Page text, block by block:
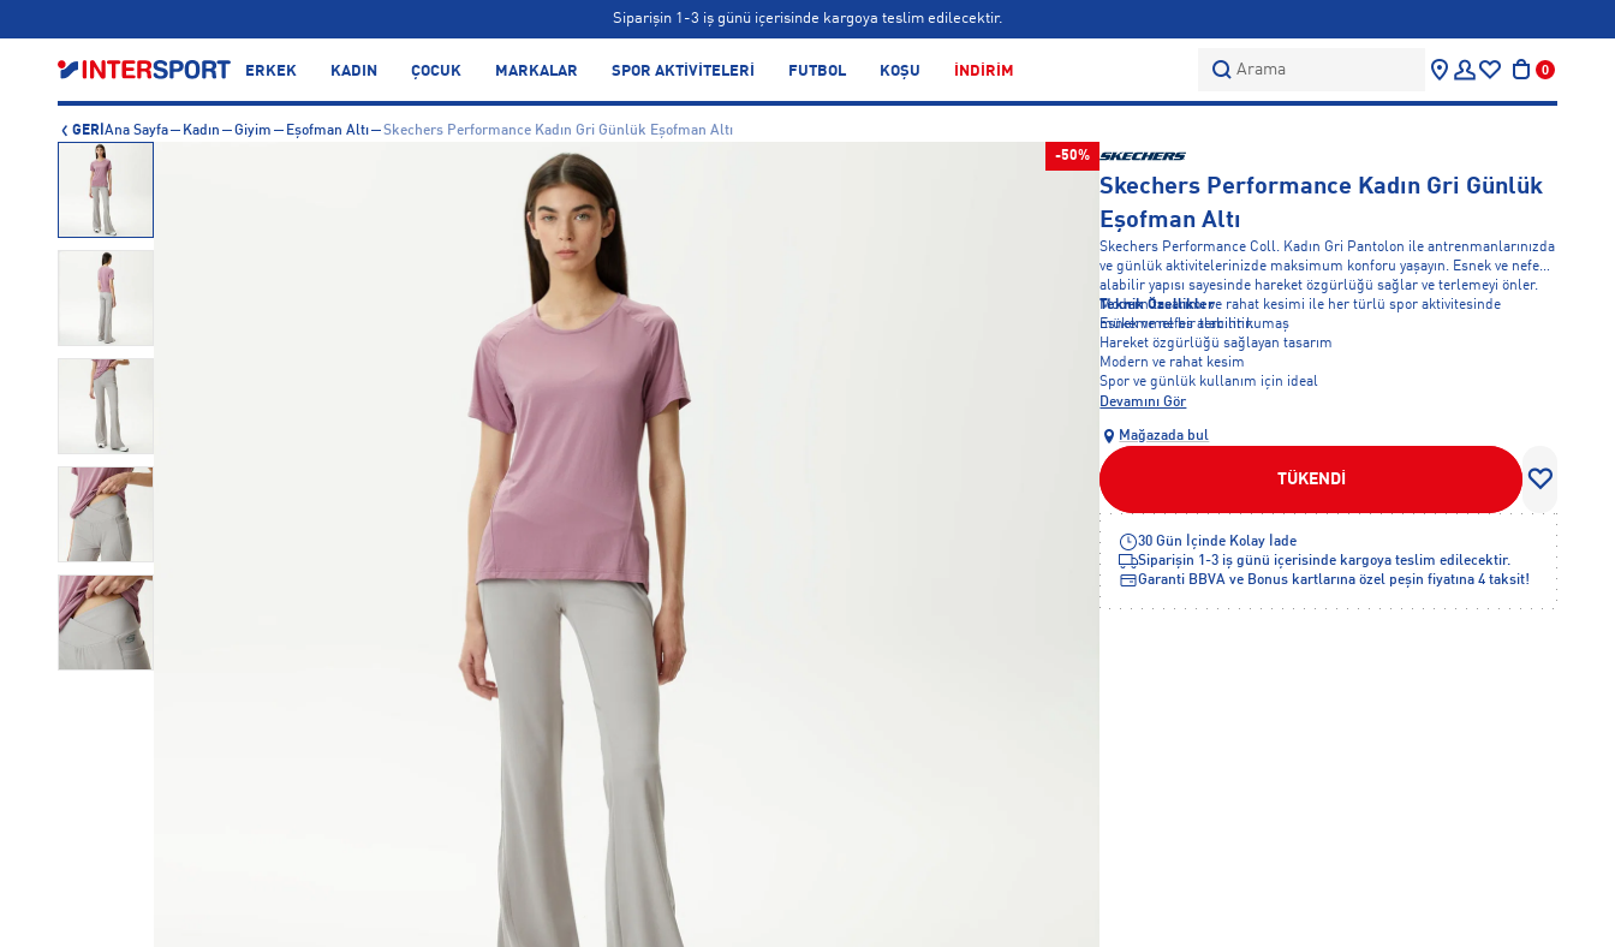
Siparişin 1-3 iş günü içerisinde kargoya teslim edilecektir.
Bonus kartlara özel vade farksız taksit seçenekleri!
ERKEK KADIN ÇOCUK MARKALAR SPOR AKTİVİTELERİ FUTBOL KOŞU İNDİRİM Arama 0
GERİ Ana Sayfa Kadın Giyim Eşofman Altı
Skechers Performance Kadın Gri Günlük Eşofman Altı
-50%
Skechers Performance Kadın Gri Günlük
Eşofman Altı
Skechers Performance Coll. Kadın Gri Pantolon ile antrenmanlarınızda
ve günlük aktivitelerinizde maksimum konforu yaşayın. Esnek ve nefes
alabilir yapısı sayesinde hareket özgürlüğü sağlar ve terlemeyi önler.
Modern tasarımı ve rahat kesimi ile her türlü spor aktivitesinde
mükemmel bir tercihtir.
Teknik Özellikler
Esnek ve nefes alabilir kumaş
Hareket özgürlüğü sağlayan tasarım
Modern ve rahat kesim
Spor ve günlük kullanım için ideal
Devamını Gör
Mağazada bul
TÜKENDİ
30 Gün İçinde Kolay İade
Siparişin 1-3 iş günü içerisinde kargoya teslim edilecektir.
Garanti BBVA ve Bonus kartlarına özel peşin fiyatına 4 taksit!